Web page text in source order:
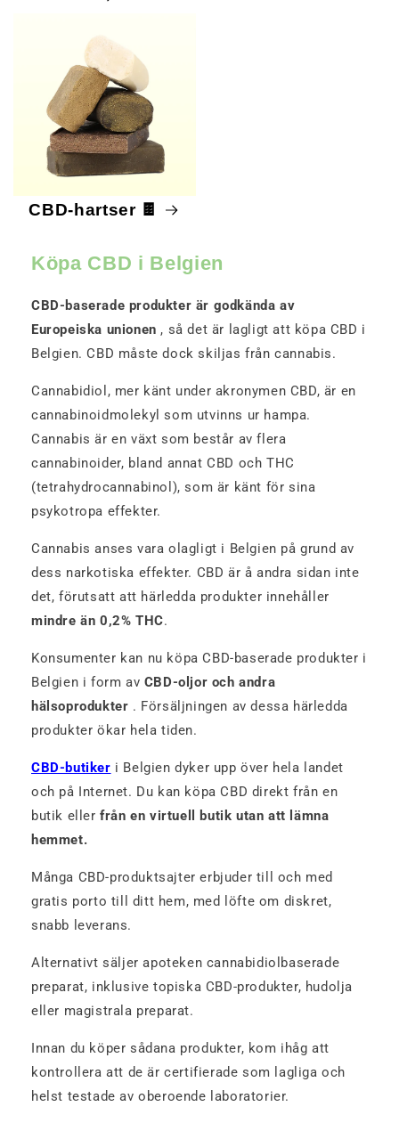
CBD-hartser 🍫
Köpa CBD i Belgien
CBD-baserade produkter är godkända av
Europeiska unionen , så det är lagligt att köpa CBD i
Belgien. CBD måste dock skiljas från cannabis.
Cannabidiol, mer känt under akronymen CBD, är en
cannabinoidmolekyl som utvinns ur hampa.
Cannabis är en växt som består av flera
cannabinoider, bland annat CBD och THC
(tetrahydrocannabinol), som är känt för sina
psykotropa effekter.
Cannabis anses vara olagligt i Belgien på grund av
dess narkotiska effekter. CBD är å andra sidan inte
det, förutsatt att härledda produkter innehåller
mindre än 0,2% THC.
Konsumenter kan nu köpa CBD-baserade produkter i
Belgien i form av CBD-oljor och andra
hälsoprodukter . Försäljningen av dessa härledda
produkter ökar hela tiden.
CBD-butiker i Belgien dyker upp över hela landet
och på Internet. Du kan köpa CBD direkt från en
butik ellerfrån en virtuell butik utan att lämna
hemmet.
Många CBD-produktsajter erbjuder till och med
gratis porto till ditt hem, med löfte om diskret,
snabb leverans.
Alternativt säljer apoteken cannabidiolbaserade
preparat, inklusive topiska CBD-produkter, hudolja
eller magistrala preparat.
Innan du köper sådana produkter, kom ihåg att
kontrollera att de är certifierade som lagliga och
helst testade av oberoende laboratorier.